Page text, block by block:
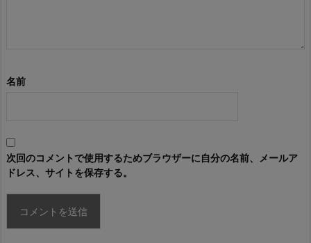
名前
次回のコメントで使用するためブラウザーに自分の名前、メールア
ドレス、サイトを保存する。